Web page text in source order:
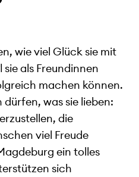
wie viel Glück sie mit
sie als Freundinnen
machen können.
dürfen, was sie lieben:
die
viel Freude
ein tolles
sich